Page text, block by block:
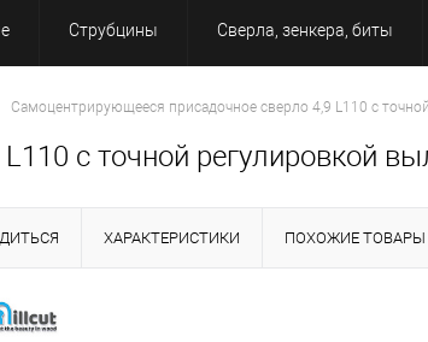
Струбцины Сверла, зенкера, биты
Cамоцентрирующееся присадочное сверло 4,9 L110 с
с точной регулировкой
ХАРАКТЕРИСТИКИ ПОХОЖИЕ ТОВАРЫ